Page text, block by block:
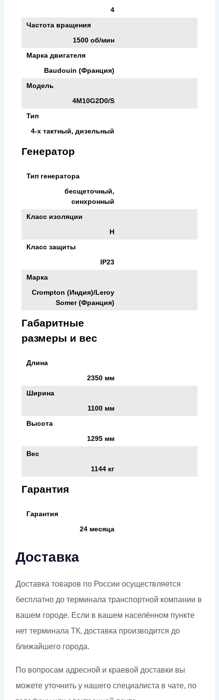
4
Частота вращения
1500 об/мин
Марка двигателя
Baudouin (Франция)
Модель
4M10G2D0/S
Тип
4-х тактный, дизельный
Генератор
Тип генератора
бесщеточный,
синхронный
Класс изоляции
H
Класс защиты
IP23
Марка
Crompton (Индия)/Leroy
Somer (Франция)
Габаритные
размеры и вес
Длина
2350 мм
Ширина
1100 мм
Высота
1295 мм
Вес
1144 кг
Гарантия
Гарантия
24 месяца
Доставка
Доставка товаров по России осуществляется
бесплатно до терминала транспортной компании в
вашем городе. Если в вашем населённом пункте
нет терминала ТК, доставка производится до
ближайшего города.
По вопросам адресной и краевой доставки вы
можете уточнить у нашего специалиста в чате, по